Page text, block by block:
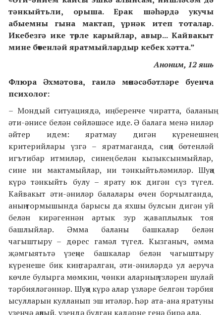
тәнкыйтьли, орыша. Ерак шәһәрдә укучы
абыемны гына мактап, үрнәк итеп тоталар.
Икебезгә ике төрле карыйлар, авыр... Кайвакыт
мине бөтенләй яратмыйлардыр кебек хәтта.”
Аноним, 12 яшь
Флюра Әхмәтова, гаилә мөнәсәбәтләре буенча
психолог:
– Мондый ситуациядә, иң беренче чиратта, баланың
әти-әнисе белән сөйләшәсе иде. Ә балага менә ниләр
әйтер идем: яратмау дигән күренешнең
критерийлары үзгә – яратмаганда, сиңа бөтенләй
игътибар итмиләр, синең белән кызыксынмыйлар,
сине ни мактамыйлар, ни тәнкыйтьләмиләр. Шуңа
күрә тәнкыйть булу – ярату юк дигән сүз түгел.
Кайвакыт әти-әниләр балалары өчен борчылганда,
аның тормышында барысы да яхшы булсын дигән уй
белән кирәгеннән артык зур җаваплылык тоя
башлыйлар. Әмма баланы башкалар белән
чагыштыру – дөрес гамәл түгел. Кызганыч, әмма
җәмгыятьтә үзеңне башкалар белән чагыштыру
күренеше бик киң таралган, әти-әниләрдә ул аеруча
көчле булырга мөмкин, чөнки аларның үзләрен шулай
тәрбияләгәннәр. Шуңа күрә алар үзләре белгән тәрбия
ысулларын кулланып эш итәләр. Һәр ата-ана яратуны
үзенчә аңлый, үзендә булган кадәрне генә бирә ала.